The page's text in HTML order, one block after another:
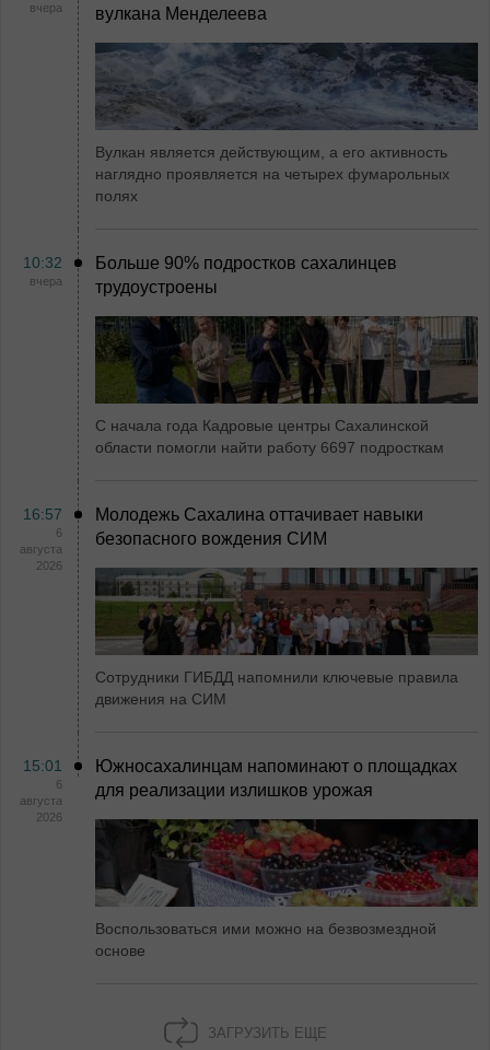
вчера
вулкана Менделеева
Вулкан является действующим, а его активность
наглядно проявляется на четырех фумарольных
полях
10:32
вчера
Больше 90% подростков сахалинцев
трудоустроены
С начала года Кадровые центры Сахалинской
области помогли найти работу 6697 подросткам
16:57
6
августа
2026
Молодежь Сахалина оттачивает навыки
безопасного вождения СИМ
Сотрудники ГИБДД напомнили ключевые правила
движения на СИМ
15:01
6
августа
2026
Южносахалинцам напоминают о площадках
для реализации излишков урожая
Воспользоваться ими можно на безвозмездной
основе
ЗАГРУЗИТЬ ЕЩЕ